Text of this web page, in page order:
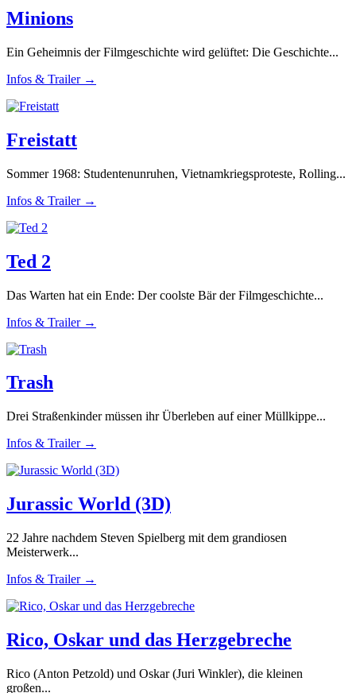
Minions
Ein Geheimnis der Filmgeschichte wird gelüftet: Die Geschichte...
Infos & Trailer →
Freistatt
Sommer 1968: Studentenunruhen, Vietnamkriegsproteste, Rolling...
Infos & Trailer →
Ted 2
Das Warten hat ein Ende: Der coolste Bär der Filmgeschichte...
Infos & Trailer →
Trash
Drei Straßenkinder müssen ihr Überleben auf einer Müllkippe...
Infos & Trailer →
Jurassic World (3D)
22 Jahre nachdem Steven Spielberg mit dem grandiosen
Meisterwerk...
Infos & Trailer →
Rico, Oskar und das Herzgebreche
Rico (Anton Petzold) und Oskar (Juri Winkler), die kleinen
großen...